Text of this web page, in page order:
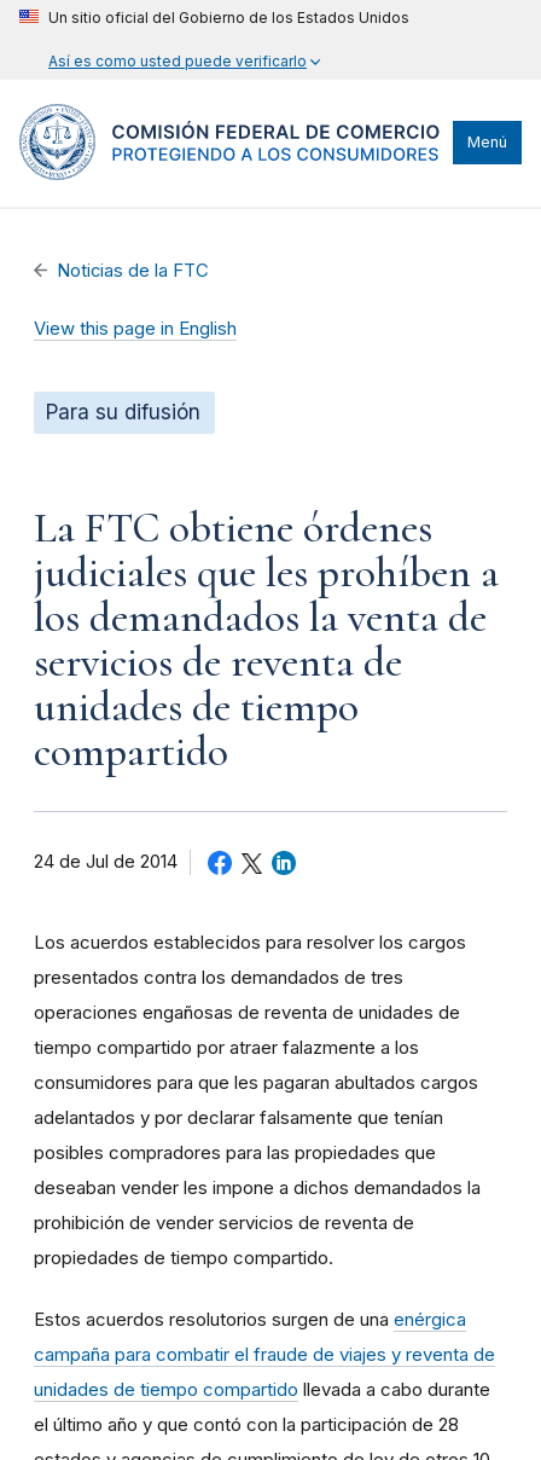
Un sitio oficial del Gobierno de los Estados Unidos
Así es como usted puede verificarlo
Menú
Noticias de la FTC
View this page in English
Para su difusión
La FTC obtiene órdenes
judiciales que les prohíben a
los demandados la venta de
servicios de reventa de
unidades de tiempo
compartido
24 de Jul de 2014
Los acuerdos establecidos para resolver los cargos
presentados contra los demandados de tres
operaciones engañosas de reventa de unidades de
tiempo compartido por atraer falazmente a los
consumidores para que les pagaran abultados cargos
adelantados y por declarar falsamente que tenían
posibles compradores para las propiedades que
deseaban vender les impone a dichos demandados la
prohibición de vender servicios de reventa de
propiedades de tiempo compartido.
Estos acuerdos resolutorios surgen de una enérgica
campaña para combatir el fraude de viajes y reventa de
unidades de tiempo compartido llevada a cabo durante
el último año y que contó con la participación de 28